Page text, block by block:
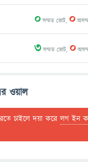
0সম্মত ভোট, 0
3সম্মত ভোট, 0
ওয়াল
চাইলে দয়া করেলগ ইন